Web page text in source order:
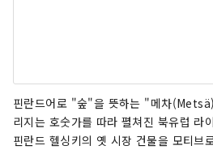
핀란드어로 "숲"을 뜻하는 "메차
리지는 호숫가를 따라 펼쳐진 북유럽 라
핀란드 헬싱키의 옛 시장 건물을 모티브